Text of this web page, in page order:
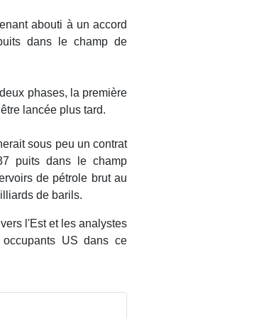
abouti à un accord
dans le champ de
phases, la première
lancée plus tard.
sous peu un contrat
puits dans le champ
de pétrole brut au
de barils.
l'Est et les analystes
US dans ce